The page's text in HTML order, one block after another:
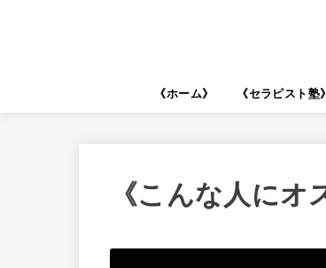
《ホーム》 《セラピスト塾》
《こんな人にオ